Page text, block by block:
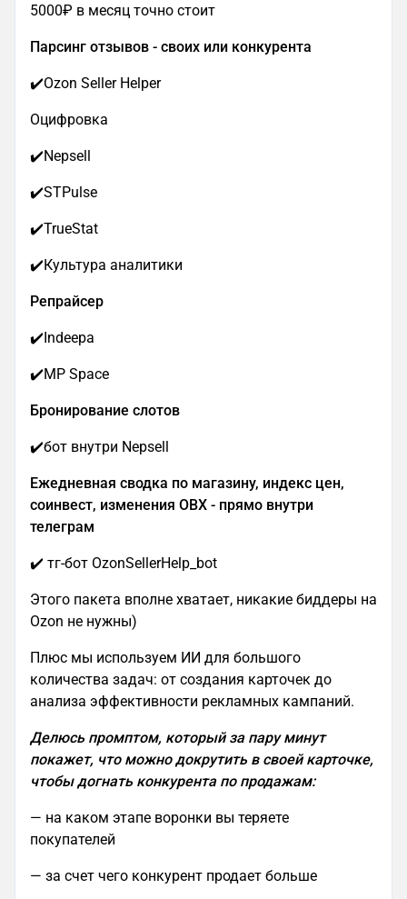
5000₽ в месяц точно стоит
Парсинг отзывов - своих или конкурента
✔️Ozon Seller Helper
Оцифровка
✔️Nepsell
✔️STPulse
✔️TrueStat
✔️Культура аналитики
Репрайсер
✔️Indeepa
✔️MP Space
Бронирование слотов
✔️бот внутри Nepsell
Ежедневная сводка по магазину, индекс цен,
соинвест, изменения ОВХ - прямо внутри
телеграм
✔️ тг-бот OzonSellerHelp_bot
Этого пакета вполне хватает, никакие биддеры на
Ozon не нужны)
Плюс мы используем ИИ для большого
количества задач: от создания карточек до
анализа эффективности рекламных кампаний.
Делюсь промптом, который за пару минут
покажет, что можно докрутить в своей карточке,
чтобы догнать конкурента по продажам:
— на каком этапе воронки вы теряете
покупателей
— за счет чего конкурент продает больше